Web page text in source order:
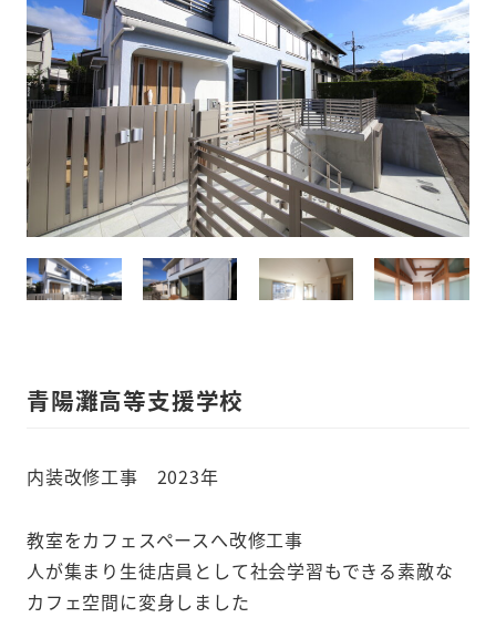
青陽灘高等支援学校
内装改修工事 2023年
教室をカフェスペースへ改修工事
人が集まり生徒店員として社会学習もできる素敵な
カフェ空間に変身しました